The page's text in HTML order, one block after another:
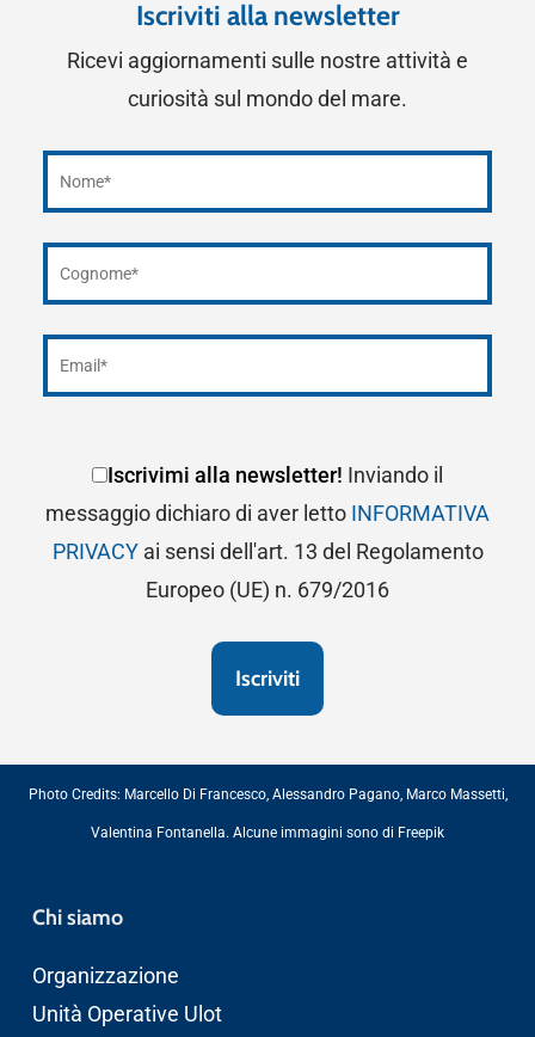
Iscriviti alla newsletter
Ricevi aggiornamenti sulle nostre attività e
curiosità sul mondo del mare.
Iscrivimi alla newsletter! Inviando il
messaggio dichiaro di aver letto INFORMATIVA
PRIVACYai sensi dell'art. 13 del Regolamento
Europeo (UE) n. 679/2016
Photo Credits: Marcello Di Francesco, Alessandro Pagano, Marco Massetti,
Valentina Fontanella. Alcune immagini sono di Freepik
Chi siamo
Organizzazione
Unità Operative Ulot